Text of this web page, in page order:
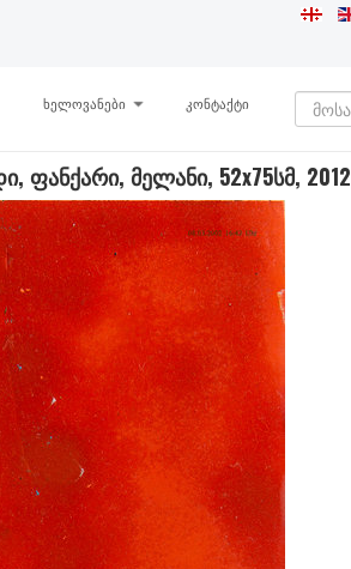
ხელოვანები კონტაქტი
ფანქარი, მელანი, 52x75სმ, 2012